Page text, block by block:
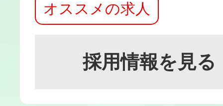
オススメの求人
採用情報を見る